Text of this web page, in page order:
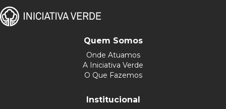
Quem Somos
Onde Atuamos
A Iniciativa Verde
O Que Fazemos
Institucional